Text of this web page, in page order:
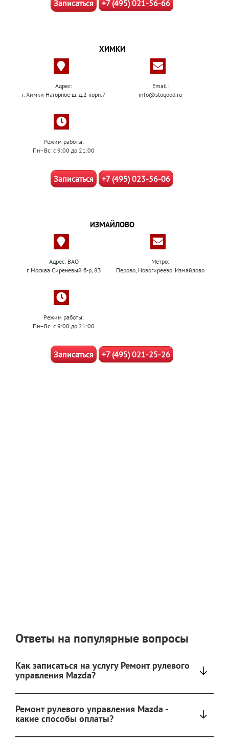
Записаться +7 (495) 021-56-66
ХИМКИ
Адрес:
г. Химки Нагорное ш. д.2 корп.7
Email:
info@stogood.ru
Режим работы:
Пн–Вс: с 9:00 до 21:00
Записаться +7 (495) 023-56-06
ИЗМАЙЛОВО
Адрес: ВАО
г. Москва Сиреневый б-р, 83
Метро:
Перово, Новогиреево, Измайлово
Режим работы:
Пн–Вс: с 9:00 до 21:00
Записаться +7 (495) 021-25-26
Ответы на популярные вопросы
Как записаться на услугу Ремонт рулевого
управления Mazda?
Ремонт рулевого управления Mazda -
какие способы оплаты?